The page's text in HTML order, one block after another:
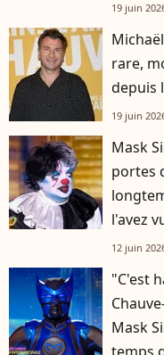
19 juin
rare,
depuis
19 juin
Mask
portes
l'avez
12 juin
"C'est
Mask